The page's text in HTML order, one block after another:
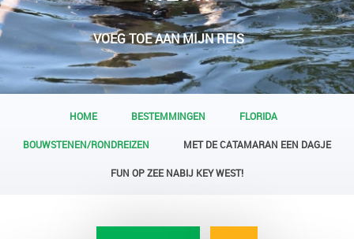
VOEG TOE AAN MIJN REIS
HOME BESTEMMINGEN FLORIDA
BOUWSTENEN/RONDREIZEN MET DE CATAMARAN EEN DAGJE
FUN OP ZEE NABIJ KEY WEST!